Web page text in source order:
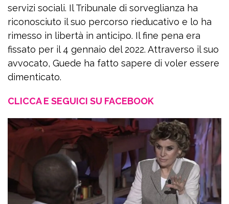
servizi sociali. Il Tribunale di sorveglianza ha
riconosciuto il suo percorso rieducativo e lo ha
rimesso in libertà in anticipo. Il fine pena era
fissato per il 4 gennaio del 2022. Attraverso il suo
avvocato, Guede ha fatto sapere di voler essere
dimenticato.
CLICCA E SEGUICI SU FACEBOOK